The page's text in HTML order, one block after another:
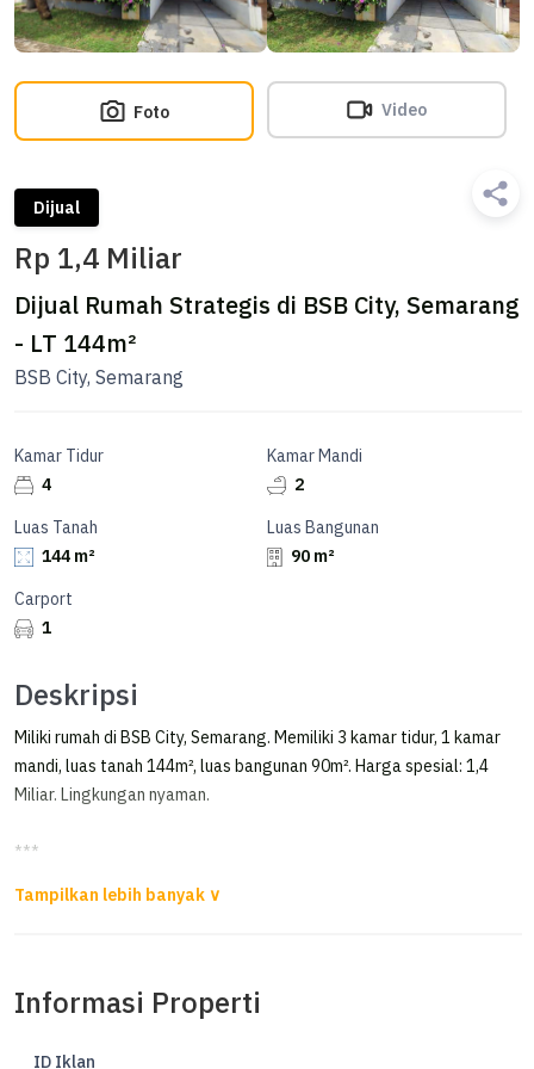
Foto Video
Dijual
Rp 1,4 Miliar
Dijual Rumah Strategis di BSB City, Semarang
- LT 144m²
BSB City, Semarang
Kamar Tidur
4
Kamar Mandi
2
Luas Tanah
144 m²
Luas Bangunan
90 m²
Carport
1
Deskripsi
Miliki rumah di BSB City, Semarang. Memiliki 3 kamar tidur, 1 kamar
mandi, luas tanah 144m², luas bangunan 90m². Harga spesial: 1,4
Miliar. Lingkungan nyaman.
***
Dijual Rumah di Ivy Park BSB City Mijen Semarang
Dekat Unika
Informasi Properti
ID Iklan